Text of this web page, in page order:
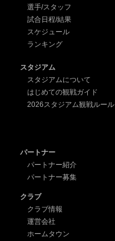
選手/スタッフ
試合日程/結果
スケジュール
ランキング
スタジアム
スタジアムについて
はじめての観戦ガイド
2026スタジアム観戦ルール
パートナー
パートナー紹介
パートナー募集
クラブ
クラブ情報
運営会社
ホームタウン